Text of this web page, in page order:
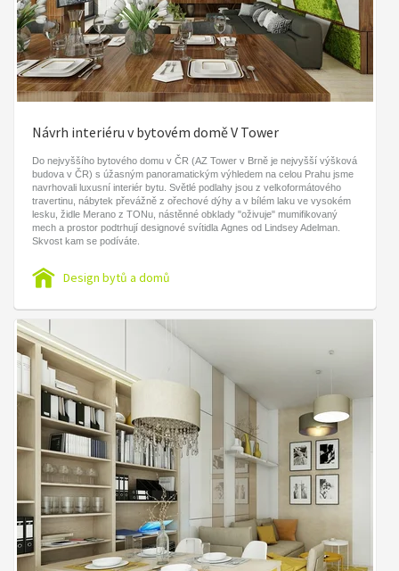
Návrh interiéru v bytovém domě V Tower
Do nejvyššího bytového domu v ČR (AZ Tower v Brně je nejvyšší výšková
budova v ČR) s úžasným panoramatickým výhledem na celou Prahu jsme
navrhovali luxusní interiér bytu. Světlé podlahy jsou z velkoformátového
travertinu, nábytek převážně z ořechové dýhy a v bílém laku ve vysokém
lesku, židle Merano z TONu, nástěnné obklady "oživuje" mumifikovaný
mech a prostor podtrhují designové svítidla Agnes od Lindsey Adelman.
Skvost kam se podíváte.
Design bytů a domů